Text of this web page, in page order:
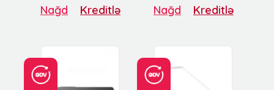
Nağd Kreditlə Nağd Kreditlə